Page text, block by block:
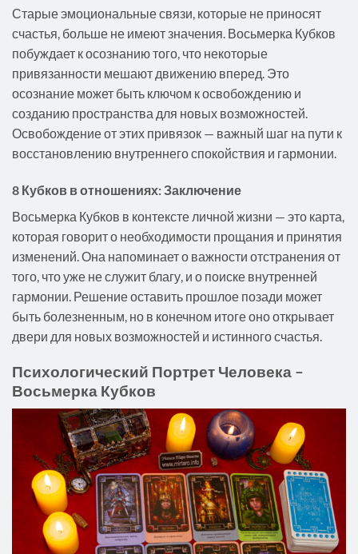
Старые эмоциональные связи, которые не приносят
счастья, больше не имеют значения. Восьмерка Кубков
побуждает к осознанию того, что некоторые
привязанности мешают движению вперед. Это
осознание может быть ключом к освобождению и
созданию пространства для новых возможностей.
Освобождение от этих привязок — важный шаг на пути к
восстановлению внутреннего спокойствия и гармонии.
8 Кубков в отношениях: Заключение
Восьмерка Кубков в контексте личной жизни — это карта,
которая говорит о необходимости прощания и принятия
изменений. Она напоминает о важности отстранения от
того, что уже не служит благу, и о поиске внутренней
гармонии. Решение оставить прошлое позади может
быть болезненным, но в конечном итоге оно открывает
двери для новых возможностей и истинного счастья.
Психологический Портрет Человека –
Восьмерка Кубков